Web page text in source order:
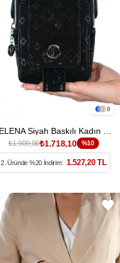
8
₺1.909,00₺1.718,10 %10
2. Üründe %20 İndirim: 1.527,20 TL